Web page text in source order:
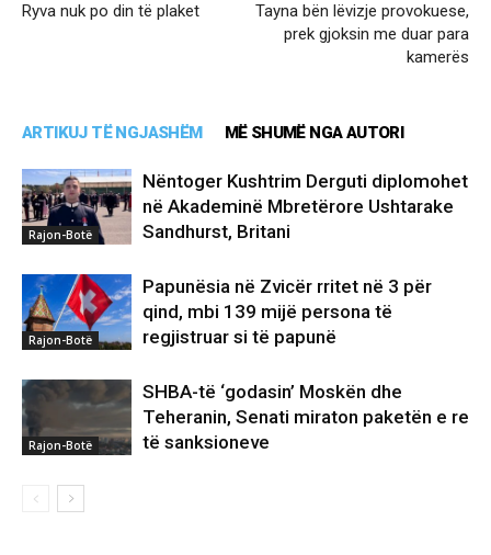
Ryva nuk po din të plaket
Tayna bën lëvizje provokuese,
prek gjoksin me duar para
kamerës
ARTIKUJ TË NGJASHËM MË SHUMË NGA AUTORI
Rajon-Botë
Nëntoger Kushtrim Derguti diplomohet
në Akademinë Mbretërore Ushtarake
Sandhurst, Britani
Rajon-Botë
Papunësia në Zvicër rritet në 3 për
qind, mbi 139 mijë persona të
regjistruar si të papunë
Rajon-Botë
SHBA-të ‘godasin’ Moskën dhe
Teheranin, Senati miraton paketën e re
të sanksioneve